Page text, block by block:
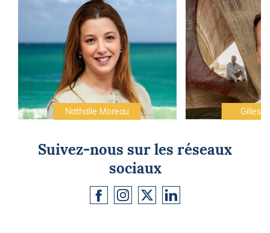
Nathalie Moreau Gilles
Suivez-nous sur les réseaux
sociaux